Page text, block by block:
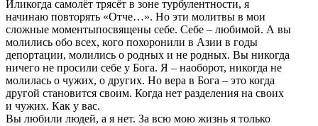
Иликогда самолёт трясёт в зоне турбулентности, я
начинаю повторять «Отче…». Но эти молитвы в мои
сложные моментыпосвящены себе. Себе – любимой. А вы
молились обо всех, кого похоронили в Азии в годы
депортации, молились о родных и не родных. Вы никогда
ничего не просили себе у Бога. Я – наоборот, никогда не
молилась о чужих, о других. Но вера в Бога – это когда
другой становится своим. Когда нет разделения на своих
и чужих. Как у вас.
Вы любили людей, а я нет. За всю мою жизнь я только